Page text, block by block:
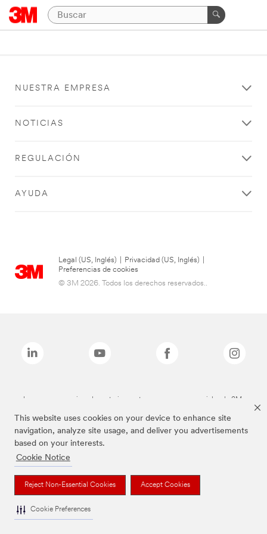
This website uses cookies on your device to enhance site
navigation, analyze site usage, and deliver you advertisements
based on your interests.
Cookie Notice
Reject Non-Essential Cookies Accept Cookies
Cookie Preferences
NUESTRA EMPRESA
NOTICIAS
REGULACIÓN
AYUDA
Legal (US, Inglés) Privacidad (US, Inglés)
Preferencias de cookies
© 3M 2026. Todos los derechos reservados..
Las marcas mencionadas anteriormente son marcas comerciales de 3M.